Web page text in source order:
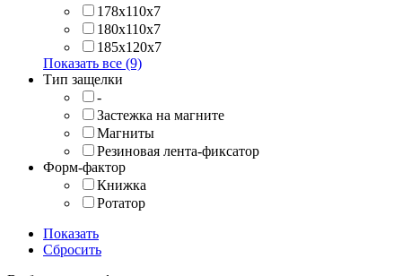
178x110x7
180x110x7
185x120x7
Показать все (9)
Тип защелки
-
Застежка на магните
Магниты
Резиновая лента-фиксатор
Форм-фактор
Книжка
Ротатор
Показать
Сбросить